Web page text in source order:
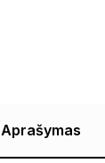
Aprašymas